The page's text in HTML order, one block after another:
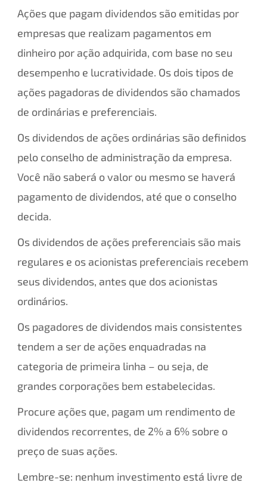
Ações que pagam dividendos são emitidas por
empresas que realizam pagamentos em
dinheiro por ação adquirida, com base no seu
desempenho e lucratividade. Os dois tipos de
ações pagadoras de dividendos são chamados
de ordinárias e preferenciais.
Os dividendos de ações ordinárias são definidos
pelo conselho de administração da empresa.
Você não saberá o valor ou mesmo se haverá
pagamento de dividendos, até que o conselho
decida.
Os dividendos de ações preferenciais são mais
regulares e os acionistas preferenciais recebem
seus dividendos, antes que dos acionistas
ordinários.
Os pagadores de dividendos mais consistentes
tendem a ser de ações enquadradas na
categoria de primeira linha – ou seja, de
grandes corporações bem estabelecidas.
Procure ações que, pagam um rendimento de
dividendos recorrentes, de 2% a 6% sobre o
preço de suas ações.
Lembre-se: nenhum investimento está livre de